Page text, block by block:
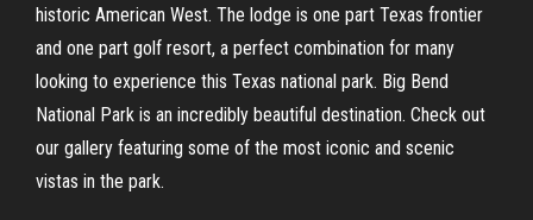
historic American West. The lodge is one part Texas frontier
and one part golf resort, a perfect combination for many
looking to experience this Texas national park. Big Bend
National Park is an incredibly beautiful destination. Check out
our gallery featuring some of the most iconic and scenic
vistas in the park.